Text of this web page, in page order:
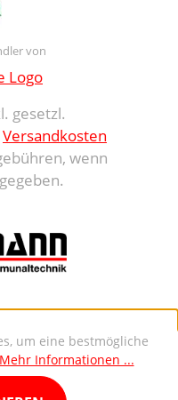
von
gesetzl.
Versandkosten
wenn
um eine bestmögliche
Mehr Informationen ...